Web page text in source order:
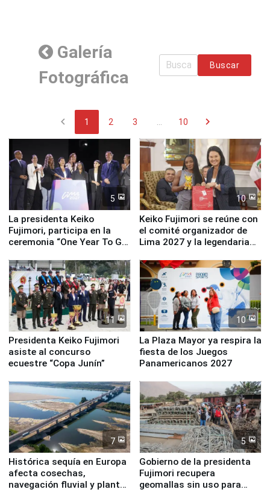
Galería
Fotográfica
Buscar
chevron_left 1 2 3 10 chevron_right
5
La presidenta Keiko
Fujimori, participa en la
ceremonia “One Year To Go
10
Keiko Fujimori se reúne con
el comité organizador de
Lima 2027 y la legendaria
11
Presidenta Keiko Fujimori
asiste al concurso
ecuestre “Copa Junín”
10
La Plaza Mayor ya respira la
fiesta de los Juegos
Panamericanos 2027
7
Histórica sequía en Europa
afecta cosechas,
navegación fluvial y plantas
5
Gobierno de la presidenta
Fujimori recupera
geomallas sin uso para